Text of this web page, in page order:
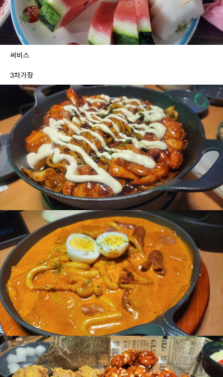
써비스
3차가장